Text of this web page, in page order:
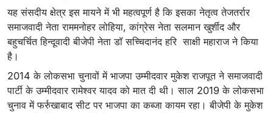
यह संसदीय क्षेत्र इस मायने में भी महत्वपूर्ण है कि इसका नेतृत्व तेजतर्रार
समाजवादी नेता राममनोहर लोहिया, कांग्रेस नेता सलमान खुर्शीद और
बहुचर्चित हिन्दूवादी बीजेपी नेता डॉ सच्चिदानंद हरि साक्षी महाराज ने किया
है।
2014 के लोकसभा चुनावों में भाजपा उम्मीदवार मुकेश राजपूत ने समाजवादी
पार्टी के उम्मीदवार रामेश्वर यादव को मात दी थी।साल 2019 के लोकसभा
चुनाव में फर्रुखाबाद सीट पर भाजपा का कब्जा कायम रहा। बीजेपी के मुकेश